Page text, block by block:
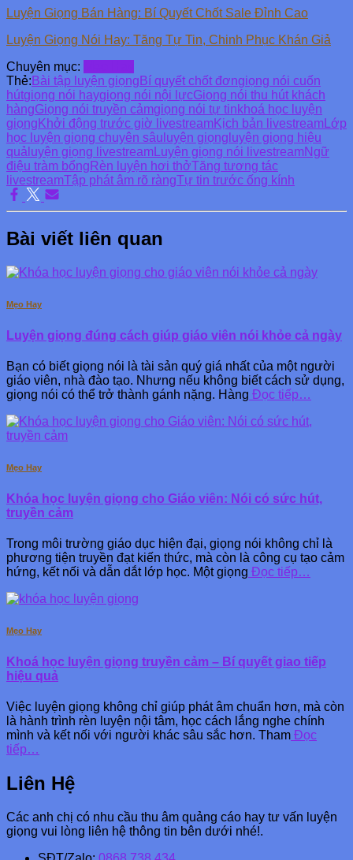
Luyện Giọng Bán Hàng: Bí Quyết Chốt Sale Đỉnh Cao
Luyện Giọng Nói Hay: Tăng Tự Tin, Chinh Phục Khán Giả
Chuyên mục:
Thẻ: Bài tập luyện giọng Bí quyết chốt đơngiọng nói cuốn
hútgiọng nói haygiọng nói nội lựcGiọng nói thu hút khách
hàngGiọng nói truyền cảmgiọng nói tự tinkhoá học luyện
giọng Khởi động trước giờ livestreamKịch bản livestream Lớp
học luyện giọng chuyên sâu luyện giọng luyện giọng hiệu
quả luyện giọng livestream Luyện giọng nói livestreamNgữ
điệu tràm bổng Rèn luyện hơi thởTăng tương tác
livestreamTập phát âm rõ ràngTự tin trước ống kính
Bài viết liên quan
Mẹo Hay
Luyện giọng đúng cách giúp giáo viên nói khỏe cả ngày
Bạn có biết giọng nói là tài sản quý giá nhất của một người
giáo viên, nhà đào tạo. Nhưng nếu không biết cách sử dụng,
giọng nói có thể trở thành gánh nặng. Hàng Đọc tiếp…
Mẹo Hay
Khóa học luyện giọng cho Giáo viên: Nói có sức hút,
truyền cảm
Trong môi trường giáo dục hiện đại, giọng nói không chỉ là
phương tiện truyền đạt kiến thức, mà còn là công cụ tạo cảm
hứng, kết nối và dẫn dắt lớp học. Một giọng Đọc tiếp…
Mẹo Hay
Khoá học luyện giọng truyền cảm – Bí quyết giao tiếp
hiệu quả
Việc luyện giọng không chỉ giúp phát âm chuẩn hơn, mà còn
là hành trình rèn luyện nội tâm, học cách lắng nghe chính
mình và kết nối với người khác sâu sắc hơn. Tham Đọc
tiếp…
Liên Hệ
Các anh chị có nhu cầu thu âm quảng cáo hay tư vấn luyện
giọng vui lòng liên hệ thông tin bên dưới nhé!.